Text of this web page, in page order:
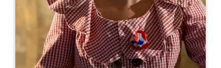
Jurançon-noir
Saint-Émilion
33330 Saint-Émilion